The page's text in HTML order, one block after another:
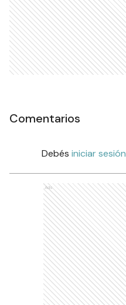
Comentarios
Debés iniciar sesión
Ads